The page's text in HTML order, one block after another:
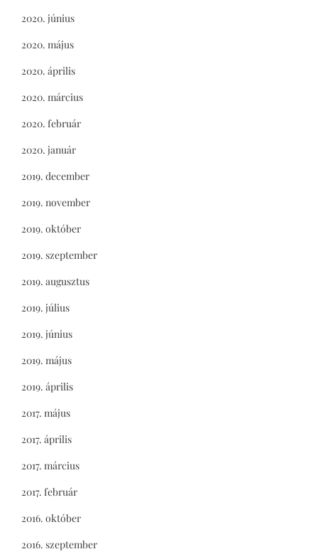
2020. június
2020. május
2020. április
2020. március
2020. február
2020. január
2019. december
2019. november
2019. október
2019. szeptember
2019. augusztus
2019. július
2019. június
2019. május
2019. április
2017. május
2017. április
2017. március
2017. február
2016. október
2016. szeptember